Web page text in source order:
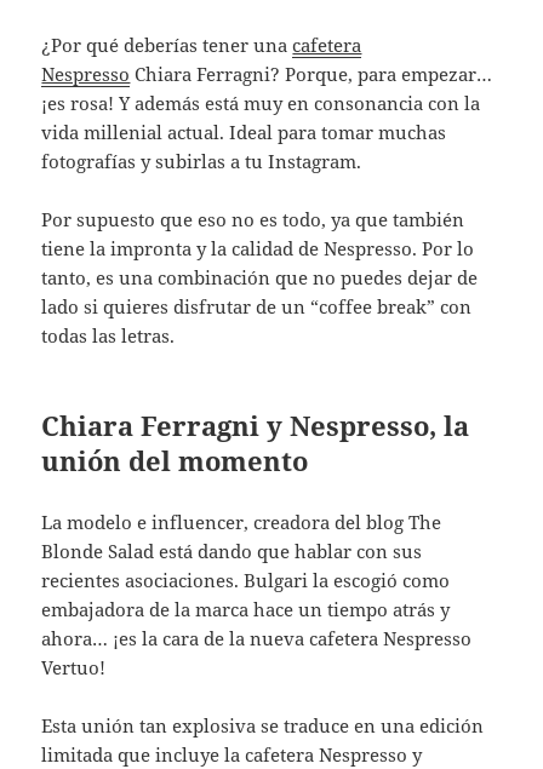
¿Por qué deberías tener unacafetera
Nespresso Chiara Ferragni? Porque, para empezar…
¡es rosa! Y además está muy en consonancia con la
vida millenial actual. Ideal para tomar muchas
fotografías y subirlas a tu Instagram.
Por supuesto que eso no es todo, ya que también
tiene la impronta y la calidad de Nespresso. Por lo
tanto, es una combinación que no puedes dejar de
lado si quieres disfrutar de un “coffee break” con
todas las letras.
Chiara Ferragni y Nespresso, la
unión del momento
La modelo e influencer, creadora del blog The
Blonde Salad está dando que hablar con sus
recientes asociaciones. Bulgari la escogió como
embajadora de la marca hace un tiempo atrás y
ahora… ¡es la cara de la nueva cafetera Nespresso
Vertuo!
Esta unión tan explosiva se traduce en una edición
limitada que incluye la cafetera Nespresso y